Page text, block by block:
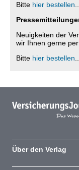
Bitte hier bestellen
Neuigkeiten der
wir Ihnen gerne
Bitte hier bestellen
Über den Verlag